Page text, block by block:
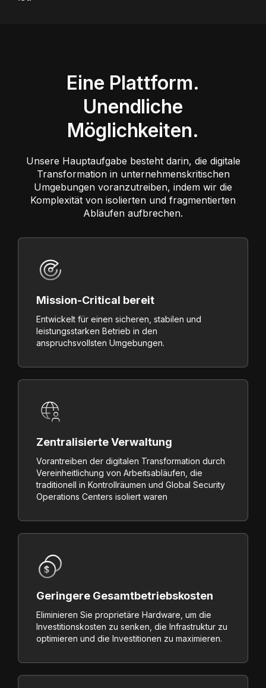
Eine Plattform.
Unendliche
Möglichkeiten.
Unsere Hauptaufgabe besteht darin, die digitale
Transformation in unternehmenskritischen
Umgebungen voranzutreiben, indem wir die
Komplexität von isolierten und fragmentierten
Abläufen aufbrechen.
Mission-Critical bereit
Entwickelt für einen sicheren, stabilen und
leistungsstarken Betrieb in den
anspruchsvollsten Umgebungen.
Zentralisierte Verwaltung
Vorantreiben der digitalen Transformation durch
Vereinheitlichung von Arbeitsabläufen, die
traditionell in Kontrollräumen und Global Security
Operations Centers isoliert waren
Geringere Gesamtbetriebskosten
Eliminieren Sie proprietäre Hardware, um die
Investitionskosten zu senken, die Infrastruktur zu
optimieren und die Investitionen zu maximieren.